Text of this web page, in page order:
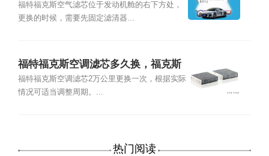
福特福克斯空气滤芯位于发动机舱的右下方处，
更换的时候，需要先固定滤清器...
福特福克斯空调滤芯多久换，福克斯
空调滤芯位置及更换教程
福特福克斯空调滤芯2万公里更换一次，根据实际
情况可适当调整周期。...
热门阅读